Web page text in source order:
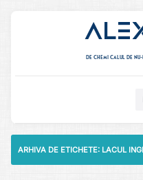
De chemi calul de
ARHIVA DE ETICHETE: LACUL